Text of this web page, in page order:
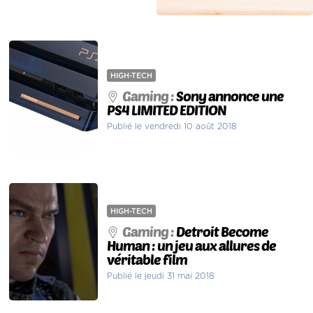
HIGH-TECH
Gaming :Sony annonce une
PS4 LIMITED EDITION
Publié le vendredi 10 août 2018
HIGH-TECH
Gaming :Detroit Become
Human : un jeu aux allures de
véritable film
Publié le jeudi 31 mai 2018